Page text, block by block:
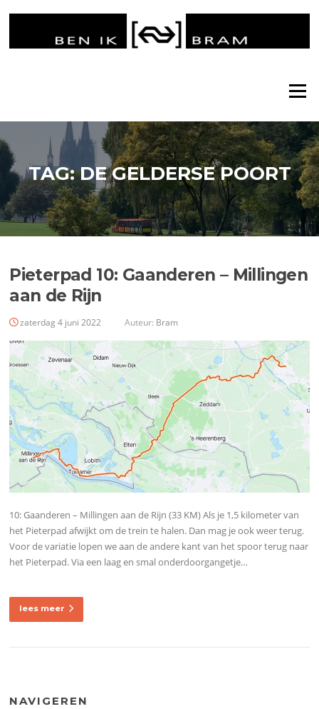
Menu
TAG:DE GELDERSE POORT
Pieterpad 10: Gaanderen – Millingen
aan de Rijn
zaterdag 4 juni 2022 Auteur: Bram
10: Gaanderen – Millingen aan de Rijn (33 KM) Als je 1,5 kilometer van
het Pieterpad afwijkt om de trein te halen. Dan mag je ook weer terug.
Voor de variatie lopen we aan de andere kant van het spoor terug naar
het Pieterpad. Via een laag en smal onderdoorgangetje…
lees meer
NAVIGEREN